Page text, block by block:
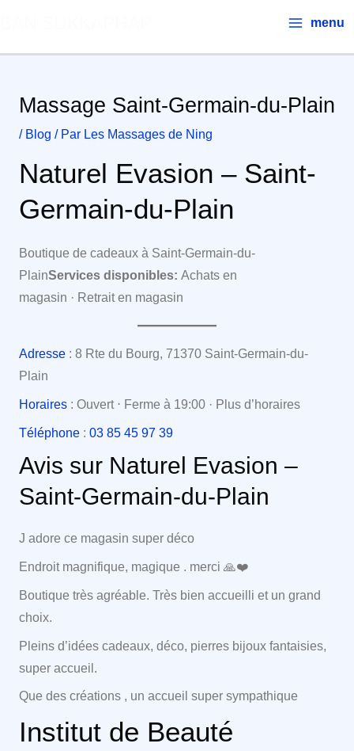
contenu
Main
Menu
menu
Massage Saint-Germain-du-Plain
/ Blog / Par Les Massages de Ning
Naturel Evasion – Saint-
Germain-du-Plain
Boutique de cadeaux à Saint-Germain-du-
PlainServices disponibles: Achats en
magasin · Retrait en magasin
Adresse: 8 Rte du Bourg, 71370 Saint-Germain-du-
Plain
Horaires: Ouvert ⋅ Ferme à 19:00 · Plus d’horaires
Téléphone: 03 85 45 97 39
Avis sur Naturel Evasion –
Saint-Germain-du-Plain
J adore ce magasin super déco
Endroit magnifique, magique . merci 🙏❤️
Boutique très agréable. Très bien accueilli et un grand
choix.
Pleins d’idées cadeaux, déco, pierres bijoux fantaisies,
super accueil.
Que des créations , un accueil super sympathique
Institut de Beauté